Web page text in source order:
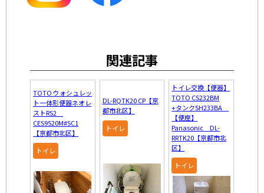
関連記事
TOTO ウォシュレッ
ト一体形便器ネオレ
ストRS2
CES9520M#SC1
【京都市北区】
トイレ
DL-RQTK20 CP【京
都市北区】
トイレ
トイレ交換【便器】
TOTO CS232BM
+タンクSH233BA
【便座】
Panasonic DL-
RRTK20【京都市北
区】
トイレ